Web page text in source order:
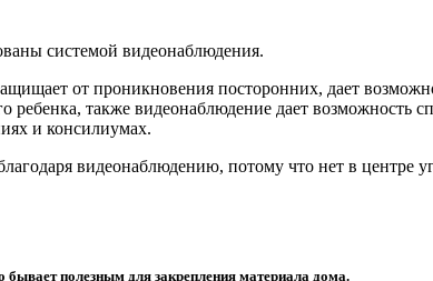
системой видеонаблюдения.
от проникновения посторонних, дает
ребенка, также видеонаблюдение дает возможность
и консилиумах.
видеонаблюдению, потому что нет в центре
бывает полезным для закрепления материала дома.